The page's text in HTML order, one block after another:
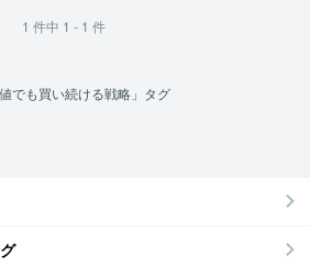
1 件中 1 - 1 件
値でも買い続ける戦略」タグ